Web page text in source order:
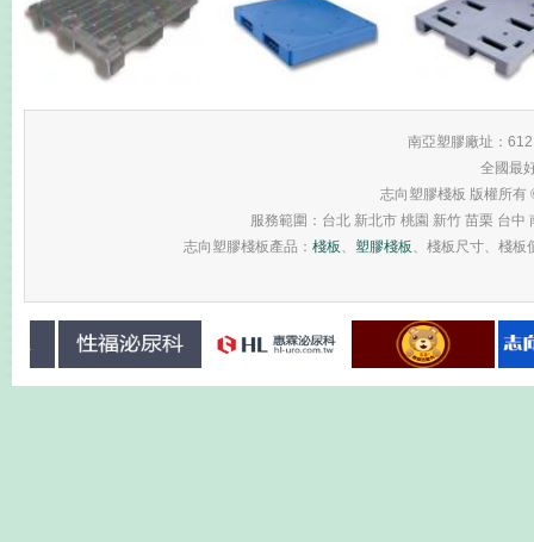
南亞塑膠廠址：
全國最
志向塑膠棧板 版權所
服務範圍：台北 新北市 桃園 新竹 苗栗 台
志向塑膠棧板產品： 棧板、 塑膠棧板、棧板尺寸、棧板